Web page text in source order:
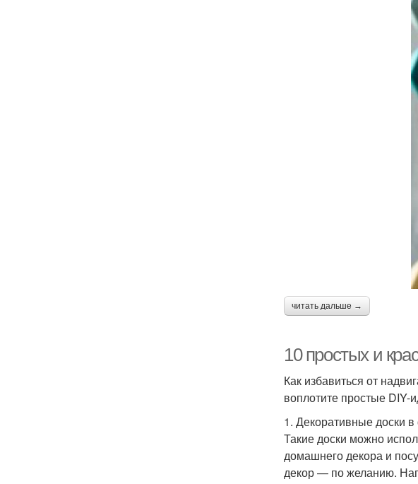
читать дальше →
10 простых и
Как избавиться от
воплотите простые
1. Декоративные доски
Такие доски можно
домашнего декора и
декор — по желанию.